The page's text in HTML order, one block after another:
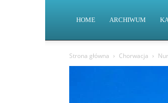
HOME ARCHIWUM
Strona główna Chorwacja